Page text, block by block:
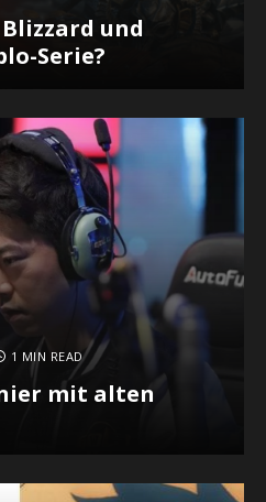
und
Serie?
1 MIN READ
mit alten